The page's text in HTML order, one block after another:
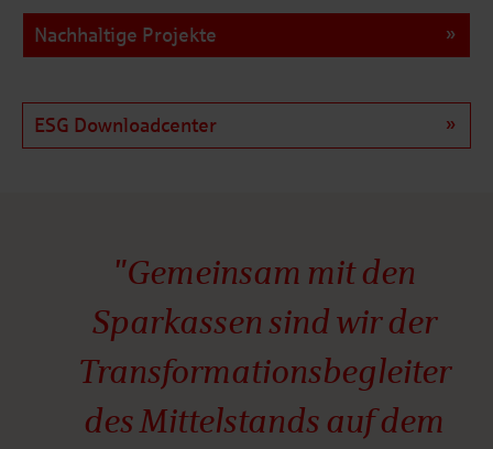
Nachhaltige Projekte
ESG Downloadcenter
"Gemeinsam mit den
Sparkassen sind wir der
Transformationsbegleiter
des Mittelstands auf dem